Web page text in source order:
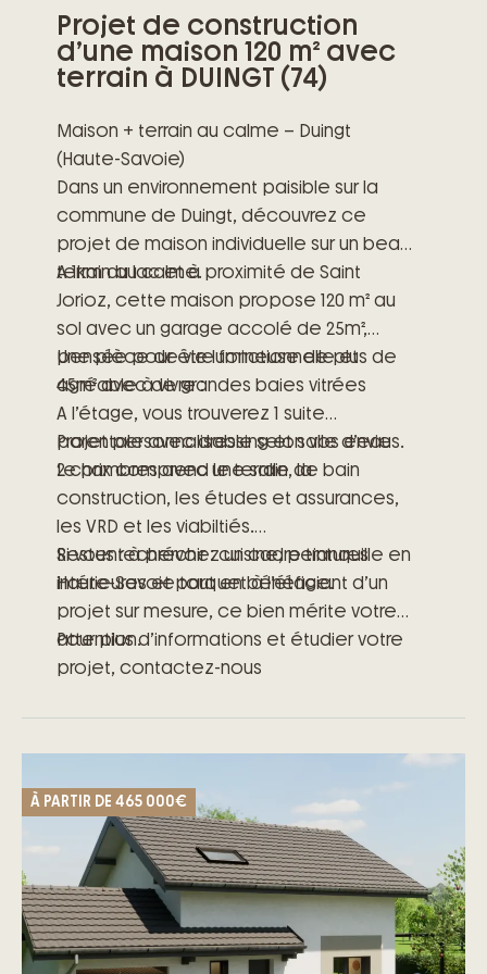
Projet de construction
d’une maison 120 m² avec
terrain à DUINGT (74)
Maison + terrain au calme – Duingt
(Haute-Savoie)
Dans un environnement paisible sur la
commune de Duingt, découvrez ce
projet de maison individuelle sur un beau
terrain au calme.
A 1km du lac et à proximité de Saint
Jorioz, cette maison propose 120 m² au
sol avec un garage accolé de 25m²,
pensée pour être fonctionnelle et
agréable à vivre :
Une pièce de vie lumineuse de plus de
45m² avec de grandes baies vitrées
A l’étage, vous trouverez 1 suite
parentale avec dressing et salle d’eau
2 chambres avec une salle de bain
Projet personnalisable selon vos envies.
Le prix comprend le terrain, la
construction, les études et assurances,
les VRD et les viabiltiés.
Restent à prévoir : cuisine, peintures
intérieures et parquet à l’étage.
Si vous recherchez un cadre tranquille en
Haute-Savoie tout en bénéficiant d’un
projet sur mesure, ce bien mérite votre
attention.
Pour plus d’informations et étudier votre
projet, contactez-nous
À PARTIR DE 465 000€